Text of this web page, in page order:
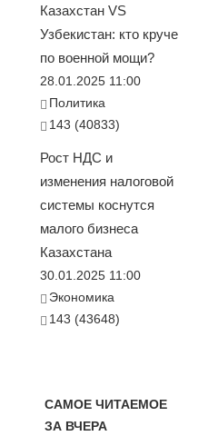
Казахстан VS
Узбекистан: кто круче
по военной мощи?
28.01.2025 11:00
Политика
143 (40833)
Рост НДС и
изменения налоговой
системы коснутся
малого бизнеса
Казахстана
30.01.2025 11:00
Экономика
143 (43648)
САМОЕ ЧИТАЕМОЕ
ЗА ВЧЕРА